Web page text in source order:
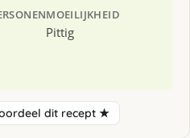
MOEILIJKHEID
Pittig
dit recept ★